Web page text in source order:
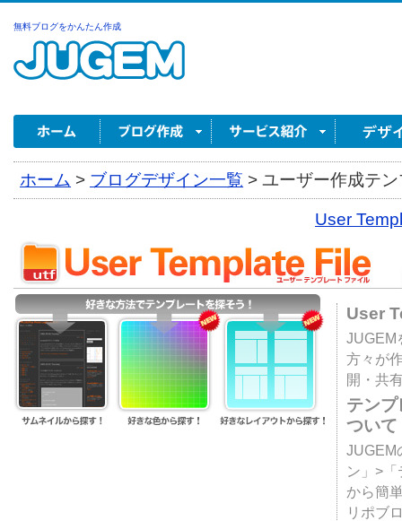
無料ブログをかんたん作成
ホーム > ブログデザイン一覧 > ユーザー作成テ
User
User
JUGEM
方々が
開・共
テン
ついて
JUGEM
ン」>
から簡
リポブ